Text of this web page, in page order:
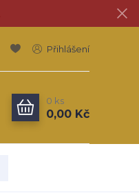
Přihlášení
0 ks
0,00 Kč